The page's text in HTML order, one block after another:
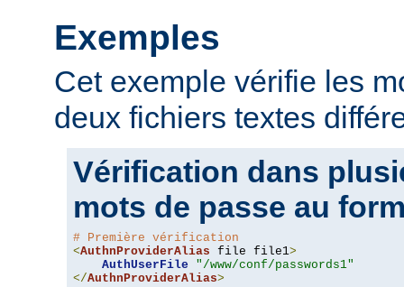
Exemples
Cet exemple vérifie les
deux fichiers textes
Vérification dans
mots de passe au
# Première vérification
<AuthnProviderAlias file file1>
AuthUserFile
"/www/conf/passwords1"
</AuthnProviderAlias>